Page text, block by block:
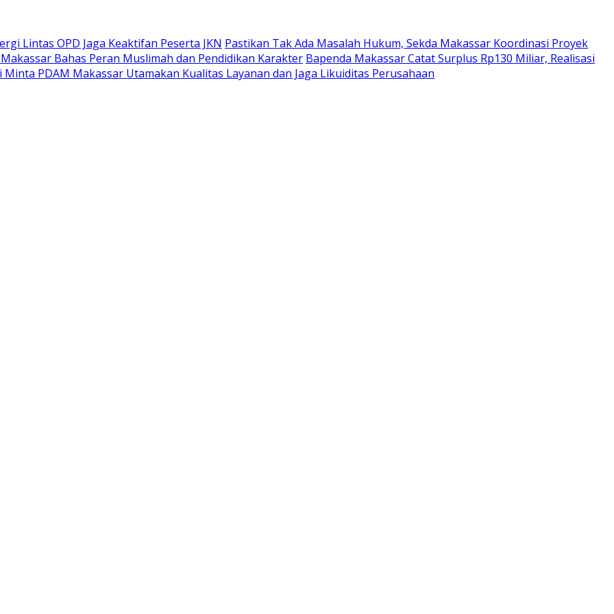
Lintas OPD Jaga Keaktifan Peserta JKN Pastikan Tak Ada Masalah Hukum, Sekda Makassar Koordinasi Proyek
Bahas Peran Muslimah dan Pendidikan Karakter Bapenda Makassar Catat Surplus Rp130 Miliar, Realisasi
Minta PDAM Makassar Utamakan Kualitas Layanan dan Jaga Likuiditas Perusahaan